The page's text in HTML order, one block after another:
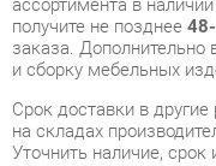
Срок доставки в другие
на складах
Уточнить наличие, срок
через формуобратной
В любой момент до
течение 7-ми дней
изменить выборили